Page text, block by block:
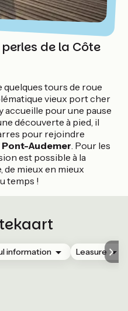
perles de la Côte
quelques tours de roue
vieux port cher
accueille pour une pause
découverte à pied, il
pour rejoindre
Pont-Audemer. Pour les
est possible à la
de mieux en mieux
temps !
information Leasure